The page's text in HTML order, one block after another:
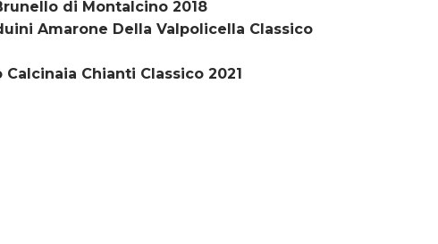
di Montalcino 2018
Amarone Della Valpolicella Classico
Calcinaia Chianti Classico 2021